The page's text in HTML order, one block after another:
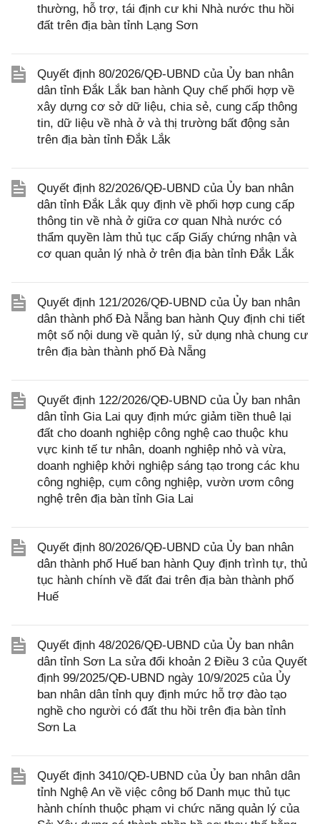
thường, hỗ trợ, tái định cư khi Nhà nước thu hồi
đất trên địa bàn tỉnh Lạng Sơn
Quyết định 80/2026/QĐ-UBND của Ủy ban nhân
dân tỉnh Đắk Lắk ban hành Quy chế phối hợp về
xây dựng cơ sở dữ liệu, chia sẻ, cung cấp thông
tin, dữ liệu về nhà ở và thị trường bất động sản
trên địa bàn tỉnh Đắk Lắk
Quyết định 82/2026/QĐ-UBND của Ủy ban nhân
dân tỉnh Đắk Lắk quy định về phối hợp cung cấp
thông tin về nhà ở giữa cơ quan Nhà nước có
thẩm quyền làm thủ tục cấp Giấy chứng nhận và
cơ quan quản lý nhà ở trên địa bàn tỉnh Đắk Lắk
Quyết định 121/2026/QĐ-UBND của Ủy ban nhân
dân thành phố Đà Nẵng ban hành Quy định chi tiết
một số nội dung về quản lý, sử dụng nhà chung cư
trên địa bàn thành phố Đà Nẵng
Quyết định 122/2026/QĐ-UBND của Ủy ban nhân
dân tỉnh Gia Lai quy định mức giảm tiền thuê lại
đất cho doanh nghiệp công nghệ cao thuộc khu
vực kinh tế tư nhân, doanh nghiệp nhỏ và vừa,
doanh nghiệp khởi nghiệp sáng tạo trong các khu
công nghiệp, cụm công nghiệp, vườn ươm công
nghệ trên địa bàn tỉnh Gia Lai
Quyết định 80/2026/QĐ-UBND của Ủy ban nhân
dân thành phố Huế ban hành Quy định trình tự, thủ
tục hành chính về đất đai trên địa bàn thành phố
Huế
Quyết định 48/2026/QĐ-UBND của Ủy ban nhân
dân tỉnh Sơn La sửa đổi khoản 2 Điều 3 của Quyết
định 99/2025/QĐ-UBND ngày 10/9/2025 của Ủy
ban nhân dân tỉnh quy định mức hỗ trợ đào tạo
nghề cho người có đất thu hồi trên địa bàn tỉnh
Sơn La
Quyết định 3410/QĐ-UBND của Ủy ban nhân dân
tỉnh Nghệ An về việc công bố Danh mục thủ tục
hành chính thuộc phạm vi chức năng quản lý của